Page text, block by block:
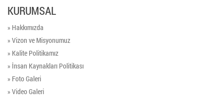
KURUMSAL
» Hakkımızda
» Vizon ve Misyonumuz
» Kalite Politikamız
» İnsan Kaynakları Politikası
» Foto Galeri
» Video Galeri